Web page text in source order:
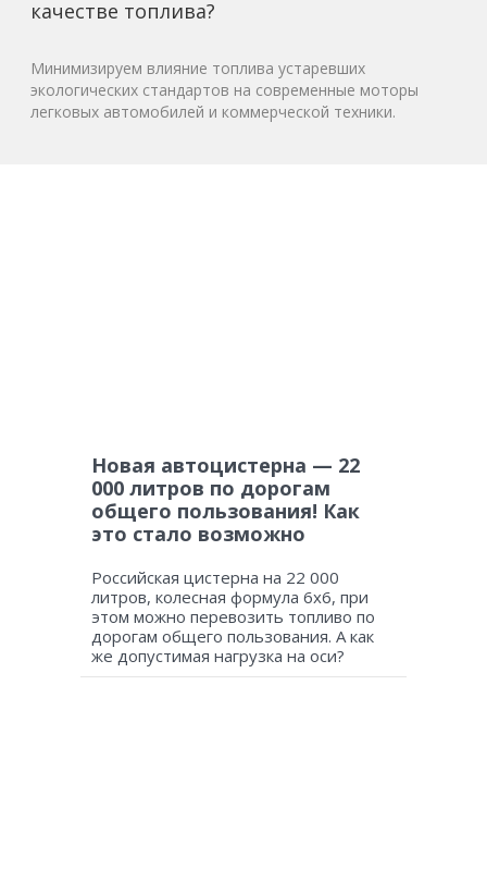
качестве топлива?
Минимизируем влияние топлива устаревших
экологических стандартов на современные моторы
легковых автомобилей и коммерческой техники.
Новая автоцистерна — 22
000 литров по дорогам
общего пользования! Как
это стало возможно
Российская цистерна на 22 000
литров, колесная формула 6х6, при
этом можно перевозить топливо по
дорогам общего пользования. А как
же допустимая нагрузка на оси?